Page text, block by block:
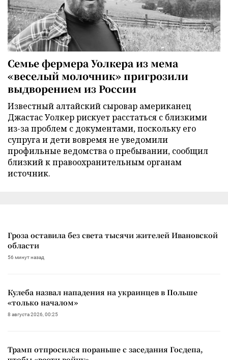
Семье фермера Уолкера из мема
«веселый молочник» пригрозили
выдворением из России
Известный алтайский сыровар американец
Джастас Уолкер рискует расстаться с близкими
из-за проблем с документами, поскольку его
супруга и дети вовремя не уведомили
профильные ведомства о пребывании, сообщил
близкий к правоохранительным органам
источник.
Гроза оставила без света тысячи жителей Ивановской
области
56 минут назад
Кулеба назвал нападения на украинцев в Польше
«только началом»
8 августа 2026, 00:25
Трамп отпросился пораньше с заседания Госдепа,